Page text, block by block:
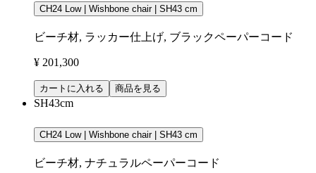
CH24 Low | Wishbone chair | SH43 cm
ビーチ材, ラッカー仕上げ, ブラックペーパーコード
¥ 201,300
カートに入れる 商品を見る
SH43cm
CH24 Low | Wishbone chair | SH43 cm
ビーチ材, ナチュラルペーパーコード